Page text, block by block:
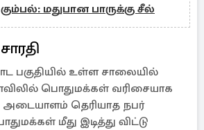
கும்பல்: மதுபான பாருக்கு சீல்
உள்ள சாலையில்
பொதுமக்கள் வரிசையாக
அடையாளம் தெரியாத நபர்
மீது இடித்து விட்டு